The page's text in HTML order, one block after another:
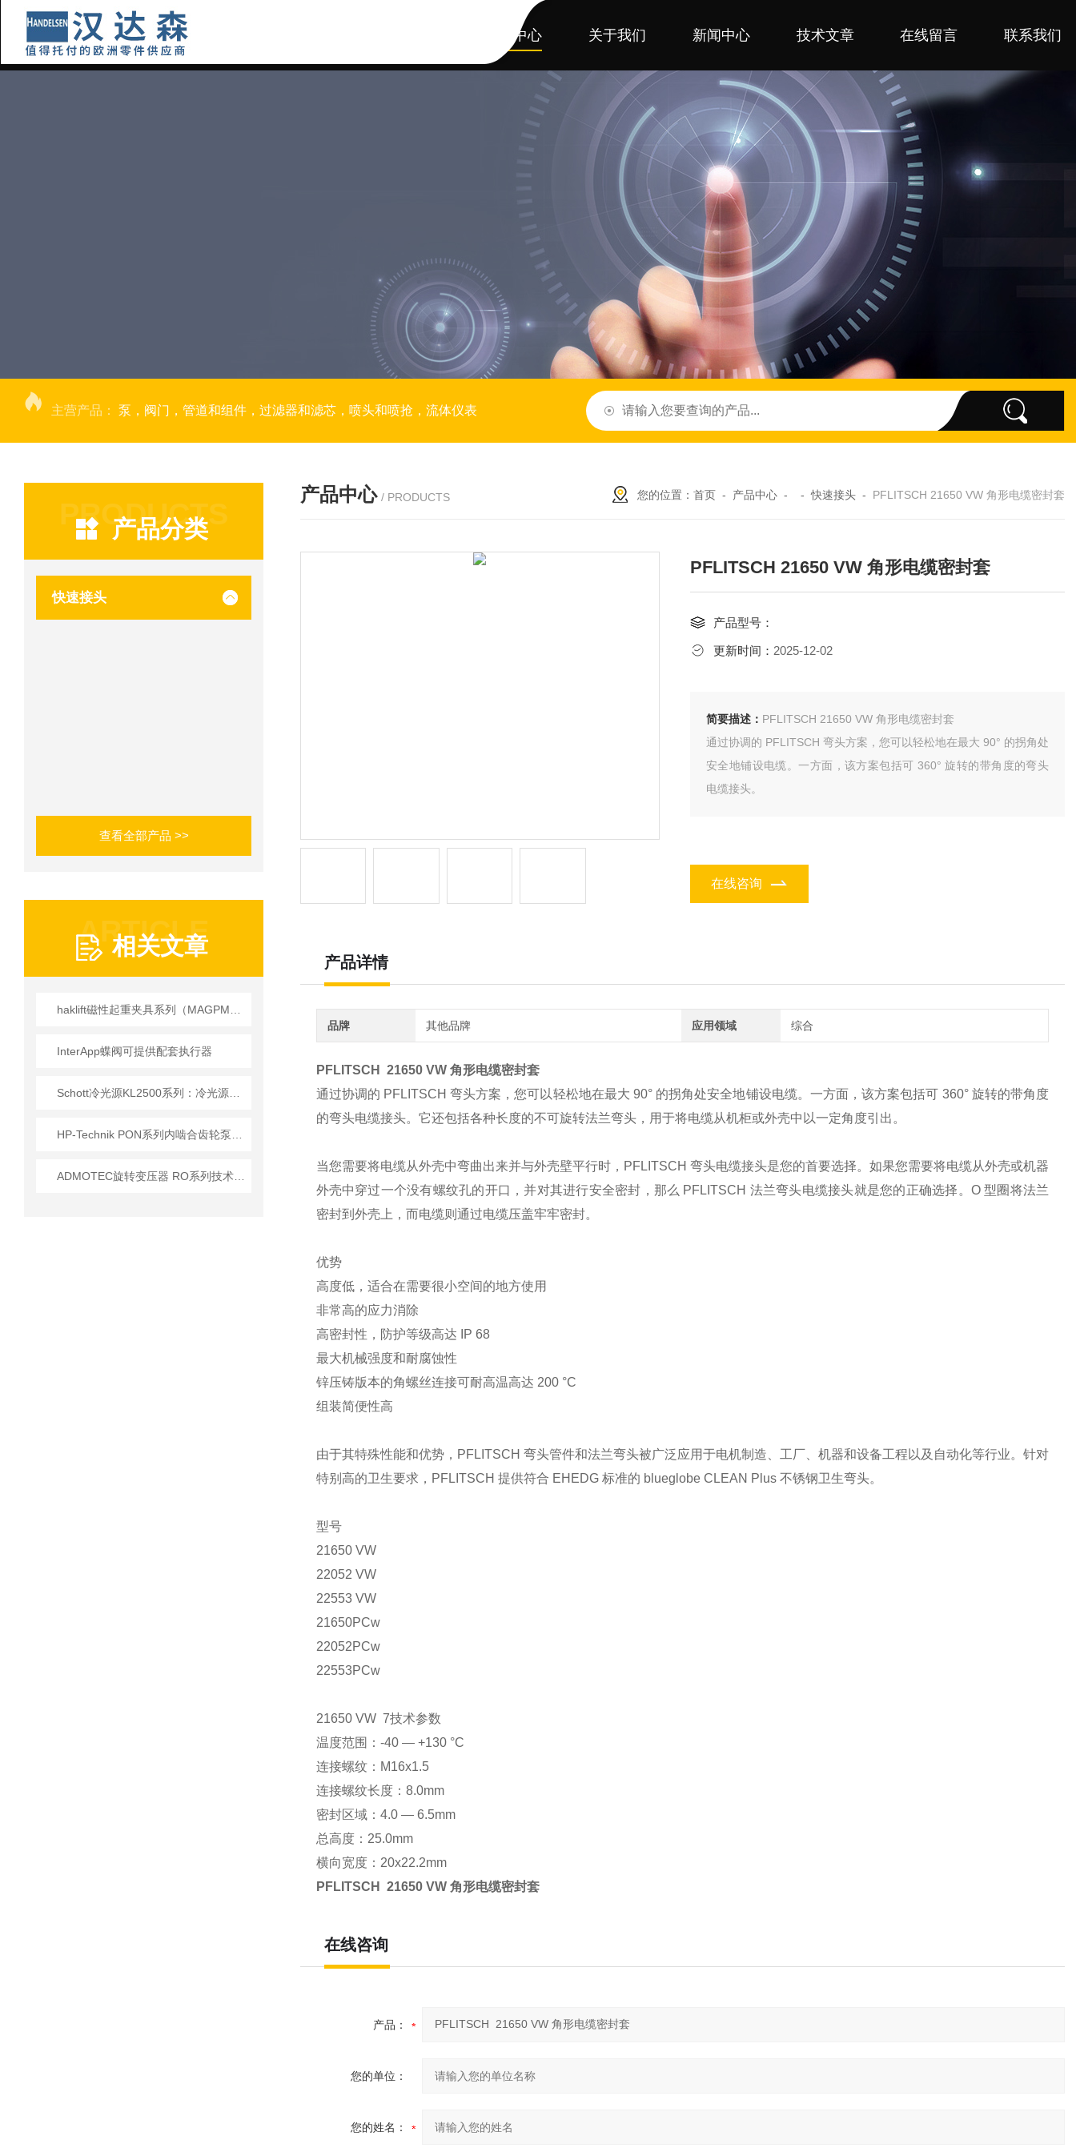
产品中心 关于我们 新闻中心 技术文章 在线留言 联系我们
主营产品： 泵，阀门，管道和组件，过滤器和滤芯，喷头和喷抢，流体仪表
PRODUCTS
产品分类
快速接头
查看全部产品 >>
ARTICLE
相关文章
InterApp蝶阀可提供配套执行器
产品中心 / PRODUCTS 您的位置： 首页 - 产品中心 - -快速接头 - PFLITSCH 21650 VW 角形电缆密封套
PFLITSCH 21650 VW 角形电缆密封套
产品型号：
更新时间： 2025-12-02
简要描述：
PFLITSCH 21650 VW 角形电缆密封套
通过协调的 PFLITSCH 弯头方案，您可以轻松地在最大 90° 的拐角处
安全地铺设电缆。一方面，该方案包括可 360° 旋转的带角度的弯头
电缆接头。
在线咨询
产品详情
品牌 其他品牌 应用领域 综合
PFLITSCH 21650 VW 角形电缆密封套
通过协调的 PFLITSCH 弯头方案，您可以轻松地在最大 90° 的拐角处安全地铺设电缆。一方面，该方案包括可 360° 旋转的带角度
的弯头电缆接头。它还包括各种长度的不可旋转法兰弯头，用于将电缆从机柜或外壳中以一定角度引出。
当您需要将电缆从外壳中弯曲出来并与外壳壁平行时，PFLITSCH 弯头电缆接头是您的首要选择。如果您需要将电缆从外壳或机器
外壳中穿过一个没有螺纹孔的开口，并对其进行安全密封，那么 PFLITSCH 法兰弯头电缆接头就是您的正确选择。O 型圈将法兰
密封到外壳上，而电缆则通过电缆压盖牢牢密封。
优势
高度低，适合在需要很小空间的地方使用
非常高的应力消除
高密封性，防护等级高达 IP 68
最大机械强度和耐腐蚀性
锌压铸版本的角螺丝连接可耐高温高达 200 °C
组装简便性高
由于其特殊性能和优势，PFLITSCH 弯头管件和法兰弯头被广泛应用于电机制造、工厂、机器和设备工程以及自动化等行业。针对
特别高的卫生要求，PFLITSCH 提供符合 EHEDG 标准的 blueglobe CLEAN Plus 不锈钢卫生弯头。
型号
21650 VW
22052 VW
22553 VW
21650PCw
22052PCw
22553PCw
21650 VW 7技术参数
温度范围：-40 — +130 °C
连接螺纹：M16x1.5
连接螺纹长度：8.0mm
密封区域：4.0 — 6.5mm
总高度：25.0mm
横向宽度：20x22.2mm
PFLITSCH 21650 VW 角形电缆密封套
在线咨询
产品：
您的单位：
您的姓名：